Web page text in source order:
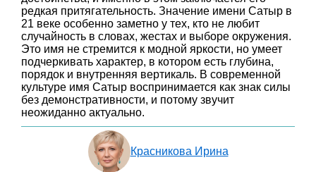
редкая притягательность. Значение имени Сатыр в
21 веке особенно заметно у тех, кто не любит
случайность в словах, жестах и выборе окружения.
Это имя не стремится к модной яркости, но умеет
подчеркивать характер, в котором есть глубина,
порядок и внутренняя вертикаль. В современной
культуре имя Сатыр воспринимается как знак силы
без демонстративности, и потому звучит
неожиданно актуально.
Красникова Ирина